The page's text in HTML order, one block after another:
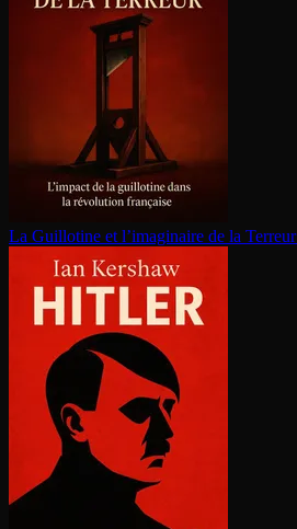
La Guillotine et l’imaginaire de la Terreur